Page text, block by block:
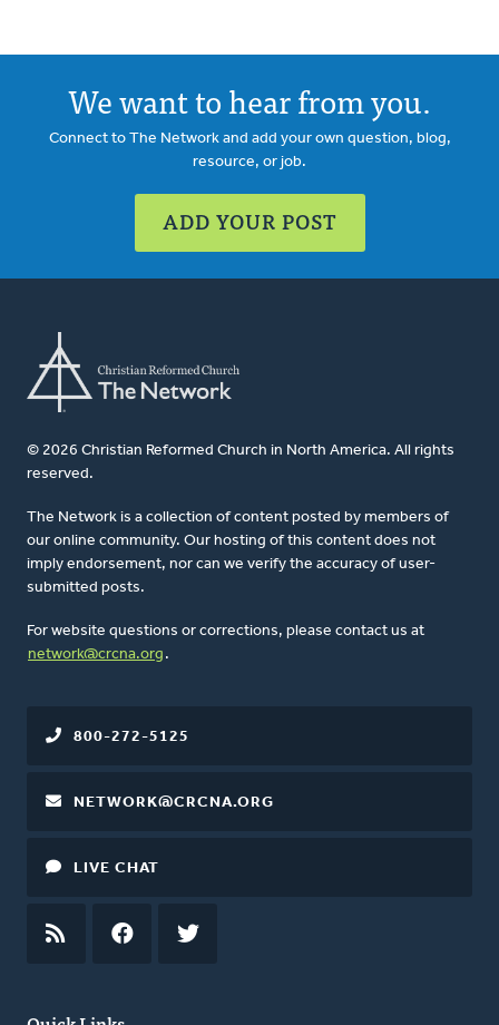
We want to hear from you.
Connect to The Network and add your own question, blog,
resource, or job.
ADD YOUR POST
© 2026 Christian Reformed Church in North America. All rights
reserved.
The Network is a collection of content posted by members of
our online community. Our hosting of this content does not
imply endorsement, nor can we verify the accuracy of user-
submitted posts.
For website questions or corrections, please contact us at
network@crcna.org .
800-272-5125
NETWORK@CRCNA.ORG
LIVE CHAT